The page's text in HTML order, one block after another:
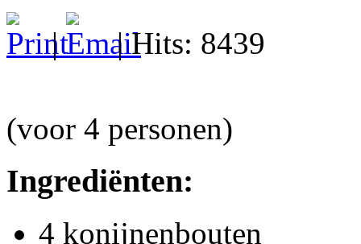
|
| Hits: 8439
(voor 4 personen)
Ingrediënten:
4 konijnenbouten